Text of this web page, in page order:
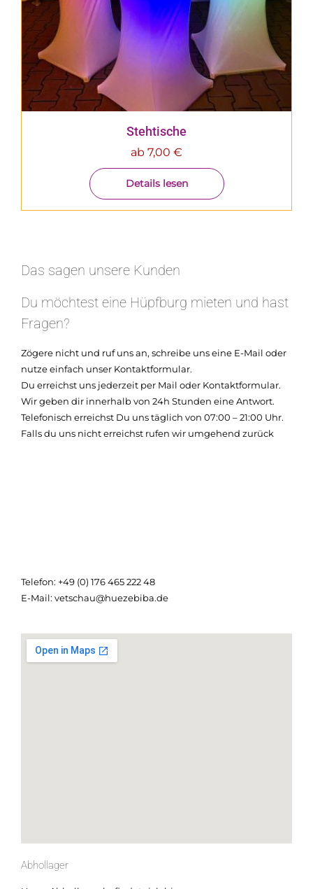
Stehtische
ab 7,00 €
Details lesen
Das sagen unsere Kunden
Du möchtest eine Hüpfburg mieten und hast
Fragen?
Zögere nicht und ruf uns an, schreibe uns eine E-Mail oder
nutze einfach unser Kontaktformular.
Du erreichst uns jederzeit per Mail oder Kontaktformular.
Wir geben dir innerhalb von 24h Stunden eine Antwort.
Telefonisch erreichst Du uns täglich von 07:00 – 21:00 Uhr.
Falls du uns nicht erreichst rufen wir umgehend zurück
Telefon: +49 (0) 176 465 222 48
E-Mail: vetschau@huezebiba.de
Abhollager